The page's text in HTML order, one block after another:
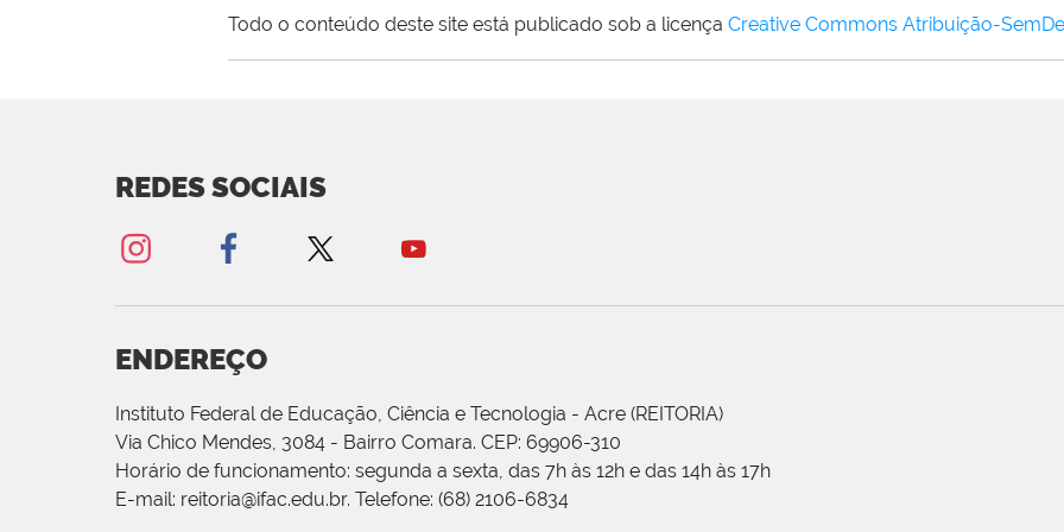
Todo o conteúdo deste site está publicado sob a licença Creative Commons Atribuição-
REDES SOCIAIS
ENDEREÇO
Instituto Federal de Educação, Ciência e Tecnologia - Acre (REITORIA)
Via Chico Mendes, 3084 - Bairro Comara. CEP: 69906-310
Horário de funcionamento: segunda a sexta, das 7h às 12h e das 14h às 17h
E-mail: reitoria@ifac.edu.br. Telefone: (68) 2106-6834